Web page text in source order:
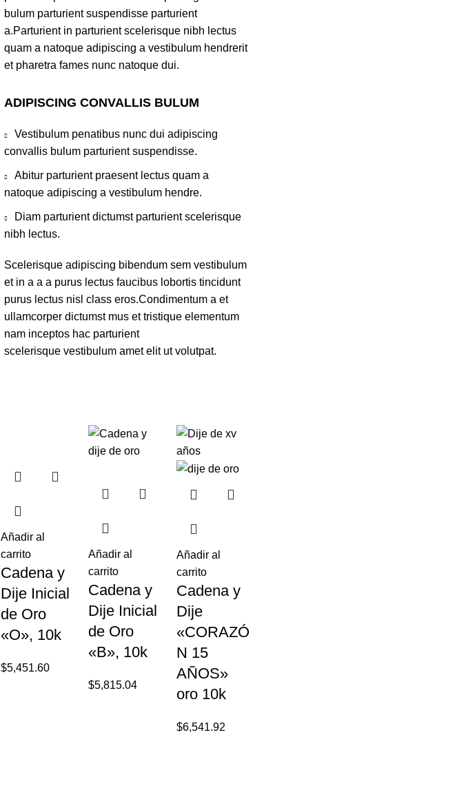
bulum parturient suspendisse parturient
a.Parturient in parturient scelerisque nibh lectus
quam a natoque adipiscing a vestibulum hendrerit
et pharetra fames nunc natoque dui.
ADIPISCING CONVALLIS BULUM
Vestibulum penatibus nunc dui adipiscing
convallis bulum parturient suspendisse.
Abitur parturient praesent lectus quam a
natoque adipiscing a vestibulum hendre.
Diam parturient dictumst parturient scelerisque
nibh lectus.
Scelerisque adipiscing bibendum sem vestibulum
et in a a a purus lectus faucibus lobortis tincidunt
purus lectus nisl class eros.Condimentum a et
ullamcorper dictumst mus et tristique elementum
nam inceptos hac parturient
scelerisque vestibulum amet elit ut volutpat.
Añadir al
carrito
Cadena y
Dije Inicial
de Oro
«O», 10k
$5,451.60
Añadir al
carrito
Cadena y
Dije Inicial
de Oro
«B», 10k
$5,815.04
Añadir al
carrito
Cadena y
Dije
«CORAZÓ
N 15
AÑOS»
oro 10k
$6,541.92